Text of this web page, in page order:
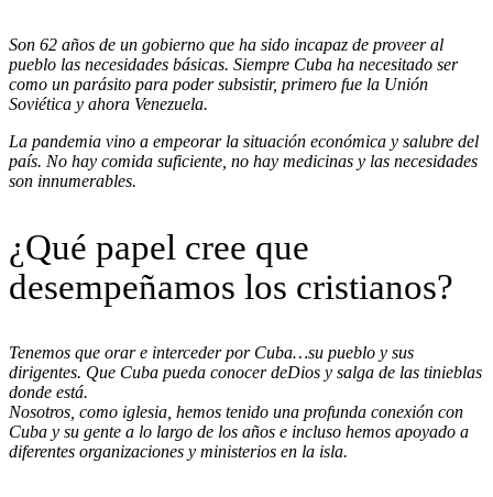
Son 62 años de un gobierno que ha sido incapaz de proveer al
pueblo las necesidades básicas. Siempre Cuba ha necesitado ser
como un parásito para poder subsistir, primero fue la Unión
Soviética y ahora Venezuela.
La pandemia vino a empeorar la situación económica y salubre del
país. No hay comida suficiente, no hay medicinas y las necesidades
son innumerables.
¿Qué papel cree que
desempeñamos los cristianos?
Tenemos que orar e interceder por Cuba…su pueblo y sus
dirigentes. Que Cuba pueda conocer deDios y salga de las tinieblas
donde está.
Nosotros, como iglesia, hemos tenido una profunda conexión con
Cuba y su gente a lo largo de los años e incluso hemos apoyado a
diferentes organizaciones y ministerios en la isla.